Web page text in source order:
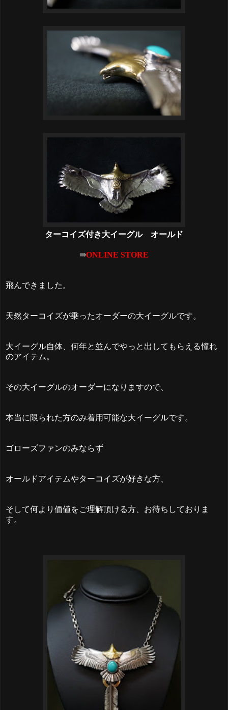
ターコイズ付き大イーグル オールド
⇛ONLINE STORE
飛んできました。
天然ターコイズが乗ったオーダーの大イーグルです。
大イーグル自体、何年と並んでやっと出してもらえる憧れ
のアイテム。
その大イーグルのオーダーになりますので、
本当に限られた方のみ着用可能な大イーグルです。
ゴローズファンのみならず
オールドアイテムやターコイズが好きな方、
そして何より価値をご理解頂ける方、お待ちしておりま
す。